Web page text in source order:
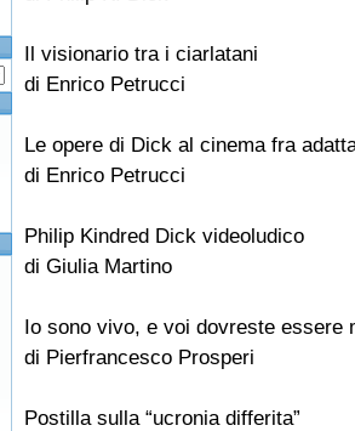
Il visionario tra i ciarlatani
di Enrico Petrucci
Le opere di Dick al cinema fra
di Enrico Petrucci
Philip Kindred Dick videoludico
di Giulia Martino
Io sono vivo, e voi dovreste essere
di Pierfrancesco Prosperi
Postilla sulla “ucronia differita”